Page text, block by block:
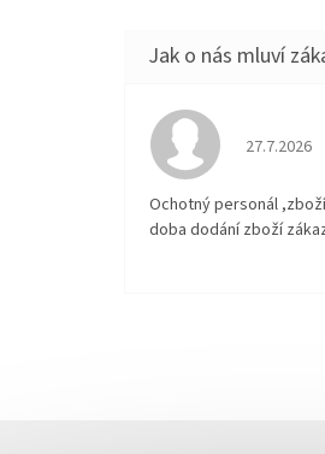
27.7.2026
Ochotný personál
doba dodání zboží